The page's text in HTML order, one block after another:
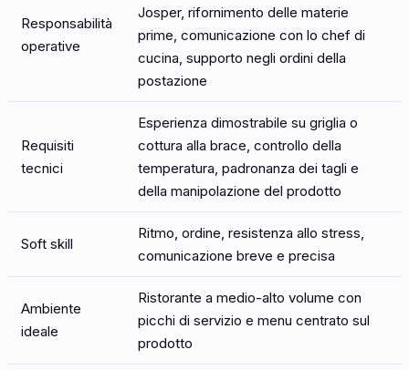
Responsabilità
operative
Josper, rifornimento delle materie
prime, comunicazione con lo chef di
cucina, supporto negli ordini della
postazione
Requisiti
tecnici
Esperienza dimostrabile su griglia o
cottura alla brace, controllo della
temperatura, padronanza dei tagli e
della manipolazione del prodotto
Soft skill
Ritmo, ordine, resistenza allo stress,
comunicazione breve e precisa
Ambiente
ideale
Ristorante a medio-alto volume con
picchi di servizio e menu centrato sul
prodotto